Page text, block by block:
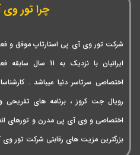
چرا تور
شرکت تور وی آی پی استارتاپ موفق و
ایرانیان با نزدیک
اختصاصی سرتاسر دنیا میباشد .
رویال جت کروز ، برنامه های
اختصاصی و وی آی پی مدرن و تورهای
بزرگترین مزیت های رقابتی شرکت تور